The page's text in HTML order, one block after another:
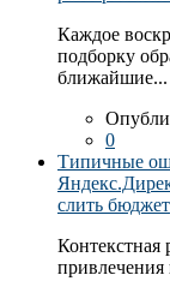
Каждое
подборку
ближайшие...
0
Типичные
слить бюджет
привлечения